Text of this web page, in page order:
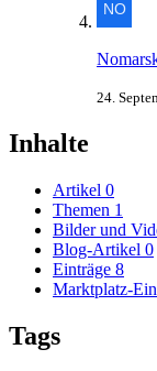
24.
Inhalte
Artikel 0
Themen 1
Bilder und
Blog-Artikel 0
Einträge 8
Marktplatz-
Tags